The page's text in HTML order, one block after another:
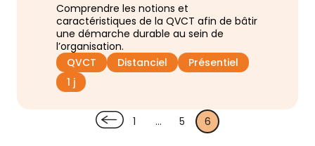
Comprendre les notions et
caractéristiques de la QVCT afin de bâtir
une démarche durable au sein de
l’organisation.
QVCT
Distanciel
Présentiel
1 j
1 … 5 6